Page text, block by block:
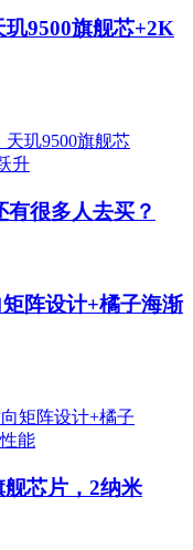
玑9500旗舰芯+2K
有很多人去买？
阵设计+橘子海渐
芯片，2纳米